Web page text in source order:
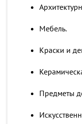
Мебель.
Краски и
Предметы